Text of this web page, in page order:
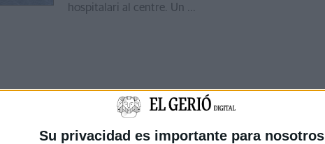
Su privacidad es importante para nosotros
hospitalari al centre. Un ...